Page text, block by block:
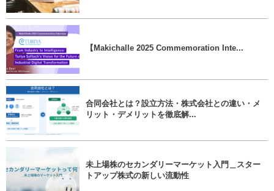
【Makichalle 2025 Commemoration Inte...
合同会社とは？設立方法・株式会社との違い・メ
リット・デメリットを徹底解...
未上場株のセカンダリーマーケット入門＿スター
トアップ株式の新しい流動性